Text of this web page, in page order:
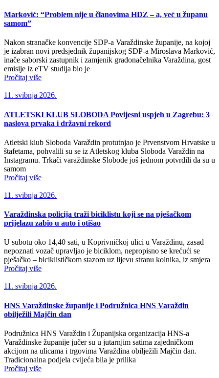
Marković: “Problem nije u članovima HDZ – a, već u županu
samom”
Nakon stranačke konvencije SDP-a Varaždinske županije, na kojoj
je izabran novi predsjednik županijskog SDP-a Miroslava Marković,
inače saborski zastupnik i zamjenik gradonačelnika Varaždina, gost
emisije iz eTV studija bio je
Pročitaj više
11. svibnja 2026.
ATLETSKI KLUB SLOBODA Povijesni uspjeh u Zagrebu: 3
naslova prvaka i državni rekord
Atletski klub Sloboda Varaždin protutnjao je Prvenstvom Hrvatske u
štafetama, pohvalili su se iz Atletskog kluba Sloboda Varaždin na
Instagramu. Trkači varaždinske Slobode još jednom potvrdili da su u
samom
Pročitaj više
11. svibnja 2026.
Varaždinska policija traži biciklistu koji se na pješačkom
prijelazu zabio u auto i otišao
U subotu oko 14,40 sati, u Koprivničkoj ulici u Varaždinu, zasad
nepoznati vozač upravljao je biciklom, nepropisno se krećući se
pješačko – biciklističkom stazom uz lijevu stranu kolnika, iz smjera
Pročitaj više
11. svibnja 2026.
HNS Varaždinske županije i Podružnica HNS Varaždin
obilježili Majčin dan
Podružnica HNS Varaždin i Županijska organizacija HNS-a
Varaždinske županije jučer su u jutarnjim satima zajedničkom
akcijom na ulicama i trgovima Varaždina obilježili Majčin dan.
Tradicionalna podjela cvijeća bila je prilika
Pročitaj više